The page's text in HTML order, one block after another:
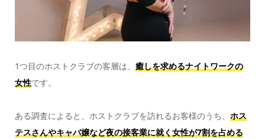
1つ目のホストクラブの客層は、 癒しを求めるナイトワークの
女性です。
ある調査によると、ホストクラブを訪れるお客様のうち、 ホス
テスさんやキャバ嬢など夜の接客業に就く女性が7割を占める